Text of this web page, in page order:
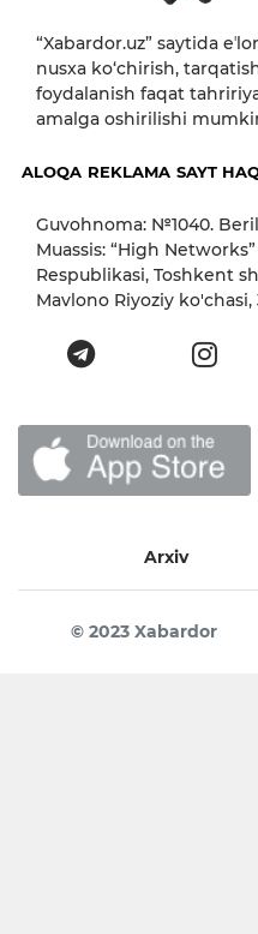
“Xabardor.uz” saytida
nusxa ko‘chirish,
foydalanish faqat
amalga oshirilishi
ALOQA REKLAMA SAYT
Guvohnoma: №1040.
Muassis: “High
Respublikasi, Toshkent
Mavlono Riyoziy ko'chasi,
Arxiv
© 2023 Xabardor